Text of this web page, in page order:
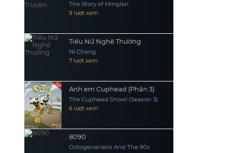
The Story of Minglan
9 lượt xem
Tiểu Nữ Nghê Thường
Ni Chang
7 lượt xem
Anh em Cuphead (Phần 3)
The Cuphead Show! (Season 3)
6 lượt xem
8090
Octogenarians And The 90s